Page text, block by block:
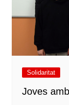
Solidaritat
Joves